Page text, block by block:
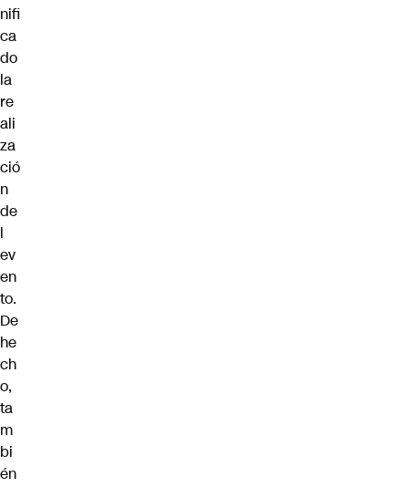
nifi
ca
do
la
re
ali
za
ció
n
de
l
ev
en
to.
De
he
ch
o,
ta
m
bi
én